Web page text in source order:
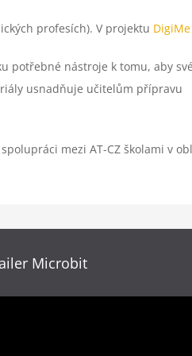
profesích). V projektu DigiMe
potřebné nástroje k tomu, aby
usnadňuje učitelům přípravu
mezi AT-CZ školami v
Microbit